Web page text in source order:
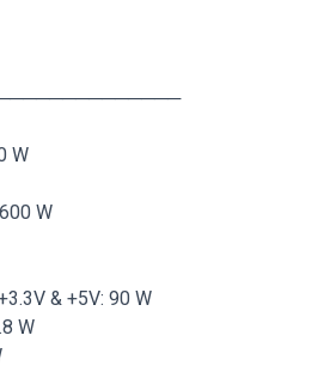
W
W
& +5V: 90 W
W